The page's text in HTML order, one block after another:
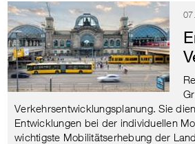
Verkehrsentwicklungsplanung. Sie
Entwicklungen bei der individuellen
wichtigste Mobilitätserhebung der